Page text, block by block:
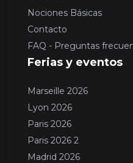
Nociones Básicas
Contacto
FAQ - Preguntas
Ferias y eventos
Marseille 2026
Lyon 2026
Paris 2026
Paris 2026 2
Madrid 2026